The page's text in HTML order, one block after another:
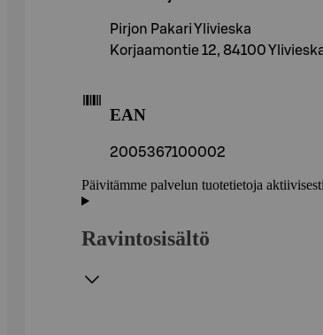
Pirjon Pakari Ylivieska
Korjaamontie 12, 84100
EAN
2005367100002
Päivitämme palvelun tuotetietoja
Ravintosisältö